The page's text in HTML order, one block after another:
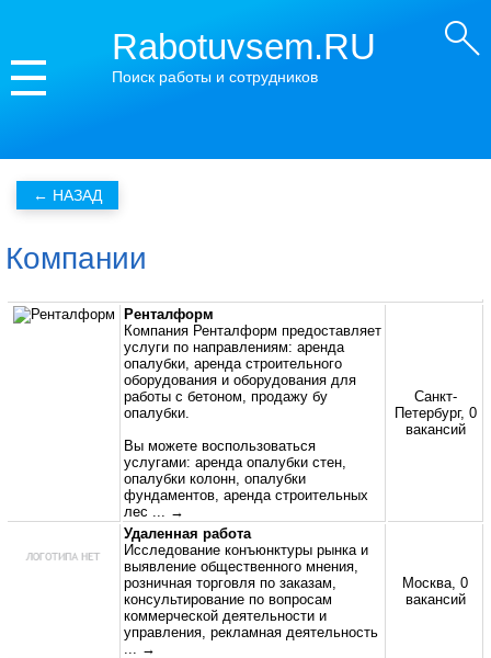
Rabotuvsem.RU
Поиск работы и сотрудников
Компании
Ренталформ
Компания Ренталформ предоставляет
услуги по направлениям: аренда
опалубки, аренда строительного
оборудования и оборудования для
работы с бетоном, продажу бу
опалубки.
Вы можете воспользоваться
услугами: аренда опалубки стен,
опалубки колонн, опалубки
фундаментов, аренда строительных
лес
... →
Санкт-
Петербург, 0
вакансий
Удаленная работа
Исследование конъюнктуры рынка и
выявление общественного мнения,
розничная торговля по заказам,
консультирование по вопросам
коммерческой деятельности и
управления, рекламная деятельность
... →
Москва, 0
вакансий